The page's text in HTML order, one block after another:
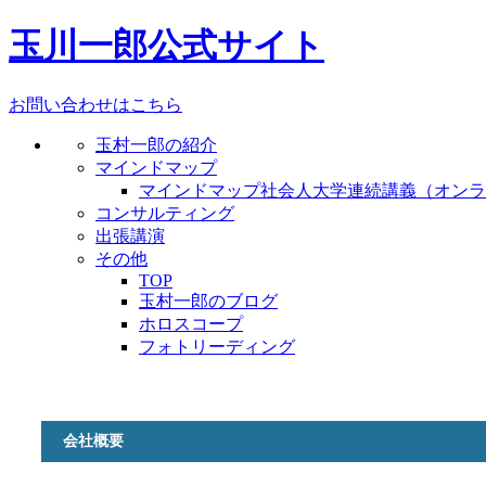
玉川一郎公式サイト
お問い合わせはこちら
玉村一郎の紹介
マインドマップ
マインドマップ社会人大学連続講義（オン
コンサルティング
出張講演
その他
TOP
玉村一郎のブログ
ホロスコープ
フォトリーディング
会社概要